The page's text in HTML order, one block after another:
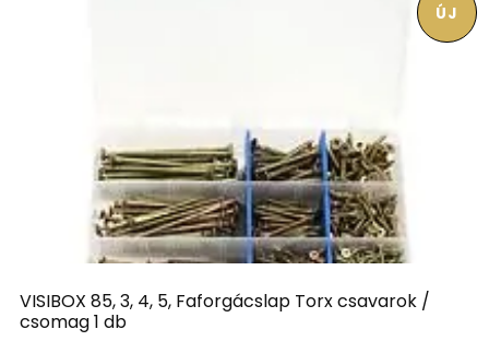
VISIBOX 85, 3, 4, 5, Faforgácslap Torx csavarok /
csomag 1 db
ÚJ